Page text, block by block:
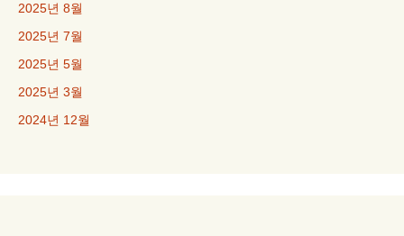
2025년 8월
2025년 7월
2025년 5월
2025년 3월
2024년 12월